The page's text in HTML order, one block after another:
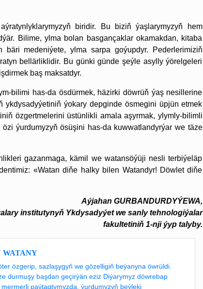
biridir. Bu biziň ýaşlarymyzyň hem
Bilime, ylma bolan basgançaklar okamakdan, kitaba
medeniýete, ylma sarpa goýupdyr. Pederlerimiziň
bellärliklidir. Bu günki günde şeýle asylly ýörelgeleri
baş maksatdyr.
bilimi has-da ösdürmek, häzirki döwrüň ýaş nesillerine
ýokary depginde ösmegini üpjün etmek
özgertmelerini üstünlikli amala aşyrmak, ylymly-bilimli
ýurdumyzyň ösüşini has-da kuwwatlandyrýar we täze
gazanmaga, kämil we watansöýüji nesli terbiýeläp
«Watan diňe halky bilen Watandyr! Döwlet diňe
Aýjahan GURBANDURDYÝEWA,
institutynyň Ykdysadyýet we sanly tehnologiýalar
fakultetiniň 1-nji ýyp talyby.
özgerip, sazlaşygyň we gözelligiň beýanyna öwrüldi.
durmuşy başdan geçirýän eziz Diýarymyz döwrebap
paýtagtymyzda, ýurdumyzyň beýleki